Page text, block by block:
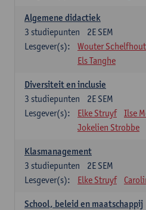
Algemene didactiek
2E SEM
3 studiepunten
Lesgever(s):
Wouter Schelfhout
Els Tanghe
Diversiteit en inclusie
2E SEM
3 studiepunten
Lesgever(s):
Elke Struyf
Ilse
Jokelien Strobbe
Klasmanagement
2E SEM
3 studiepunten
Lesgever(s):
Elke Struyf
School, beleid en maatschappij